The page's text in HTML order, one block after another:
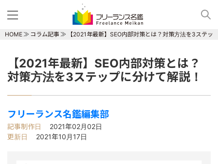
HOME コラム記事 【2021年最新】SEO内部対策とは？対策方法を3ステッ
【2021年最新】SEO内部対策とは？
対策方法を3ステップに分けて解説！
フリーランス名鑑編集部
記事制作日
2021年02月02日
更新日
2021年10月17日